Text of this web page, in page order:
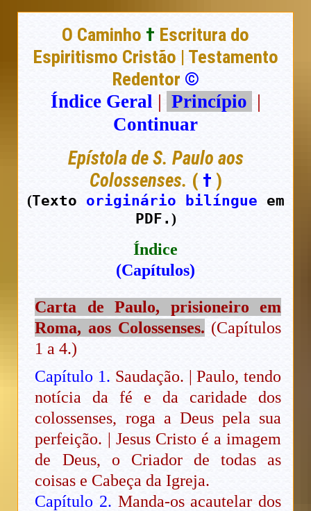
O Caminho † Escritura do
Espiritismo Cristão | Testamento
Redentor ©
Índice Geral | Princípio |
Continuar
Epístola de S. Paulo aos
Colossenses. ( † )
(Texto originário bilíngue em
PDF. )
Índice
(Capítulos)
Carta de Paulo, prisioneiro em
Roma, aos Colossenses. (Capítulos
1 a 4.)
Capítulo 1. Saudação. | Paulo, tendo
notícia da fé e da caridade dos
colossenses, roga a Deus pela sua
perfeição. | Jesus Cristo é a imagem
de Deus, o Criador de todas as
coisas e Cabeça da Igreja.
Capítulo 2. Manda-os acautelar dos